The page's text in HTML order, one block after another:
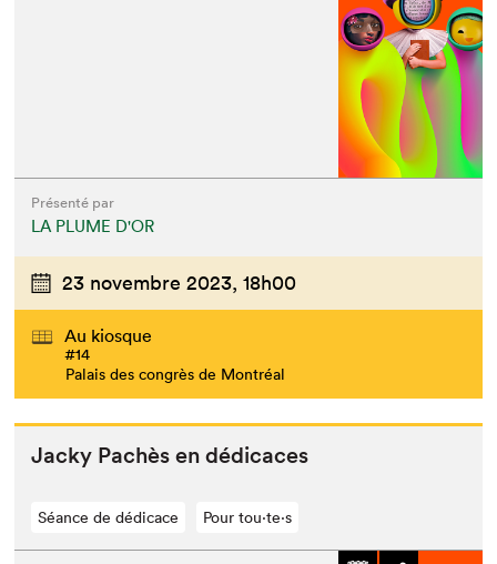
Présenté par
LA PLUME D'OR
23 novembre 2023, 18h00
Au kiosque
#14
Palais des congrès de Montréal
Jacky Pachès en dédicaces
Séance de dédicace Pour tou⋅te⋅s